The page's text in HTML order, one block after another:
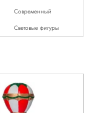
Современный
Световые фигуры